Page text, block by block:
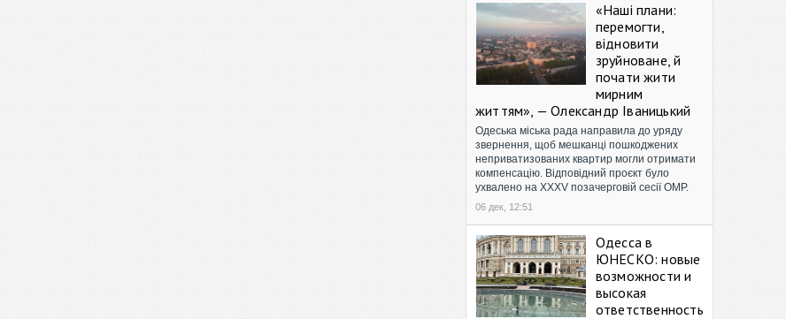
«Наші плани:
перемогти,
відновити
зруйноване, й
почати жити
мирним
життям», — Олександр Іваницький
Одеська міська рада направила до уряду
звернення, щоб мешканці пошкоджених
неприватизованих квартир могли отримати
компенсацію. Відповідний проєкт було
ухвалено на XXXV позачерговій сесії ОМР.
06 дек, 12:51
Одесса в
ЮНЕСКО: новые
возможности и
высокая
ответственность